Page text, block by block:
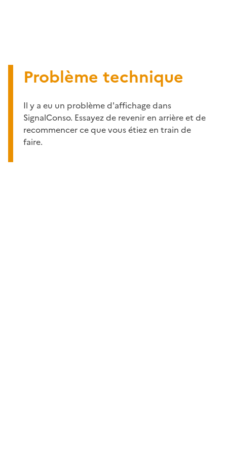
Problème technique
Il y a eu un problème d'affichage dans
SignalConso. Essayez de revenir en arrière et de
recommencer ce que vous étiez en train de
faire.